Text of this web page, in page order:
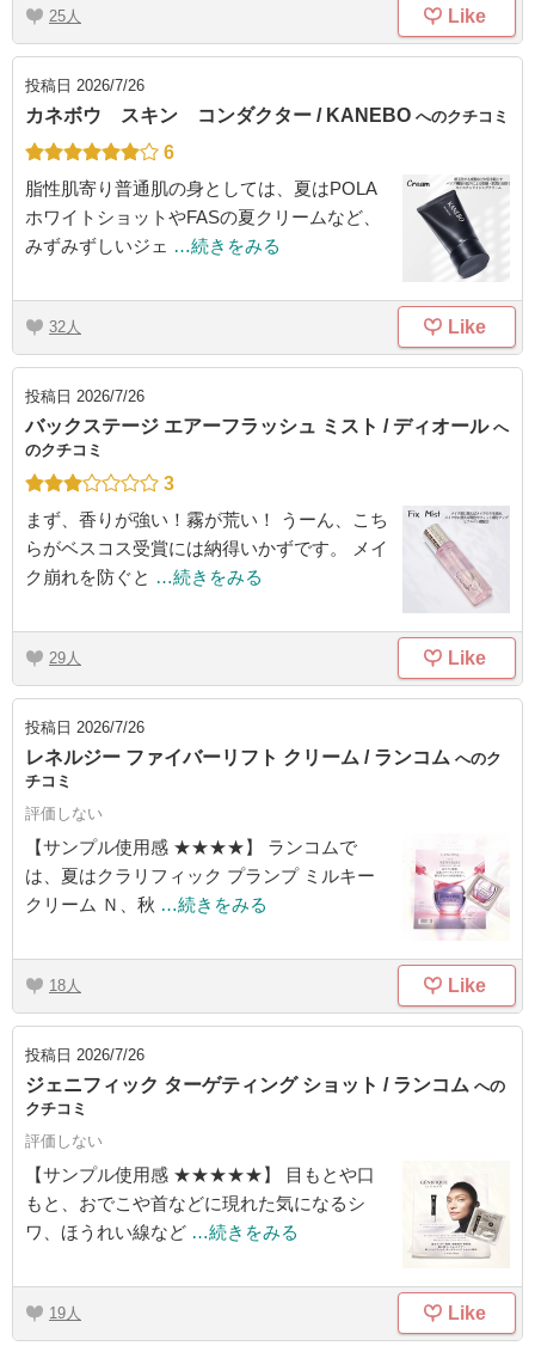
25 Like
投稿日 2026/7/26
カネボウ スキン コンダクター / KANEBO へのクチコミ
6
脂性肌寄り普通肌の身としては、夏はPOLA
ホワイトショットやFASの夏クリームなど、
みずみずしいジェ …続きをみる
32 Like
投稿日 2026/7/26
バックステージ エアーフラッシュ ミスト / ディオール へ
のクチコミ
3
まず、香りが強い！霧が荒い！ うーん、こち
らがベスコス受賞には納得いかずです。 メイ
ク崩れを防ぐと …続きをみる
29 Like
投稿日 2026/7/26
レネルジー ファイバーリフト クリーム / ランコム へのク
チコミ
評価しない
【サンプル使用感 ★★★★】 ランコムで
は、夏はクラリフィック プランプ ミルキー
クリーム Ｎ、秋 …続きをみる
18 Like
投稿日 2026/7/26
ジェニフィック ターゲティング ショット / ランコム への
クチコミ
評価しない
【サンプル使用感 ★★★★★】 目もとや口
もと、おでこや首などに現れた気になるシ
ワ、ほうれい線など …続きをみる
19 Like